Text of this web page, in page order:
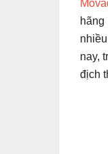
nay,
địch